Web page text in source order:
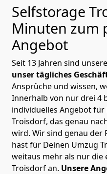
Selfstorage
Minuten zum
Angebot
Seit 13 Jahren sind
unser tägliches
Ansprüche und wissen,
Innerhalb von nur drei 4
individuelles Angebot
Troisdorf, das genau
wird. Wir sind genau der
hast für Deinen Umzug
weitaus mehr als nur die
Troisdorf an. Unsere